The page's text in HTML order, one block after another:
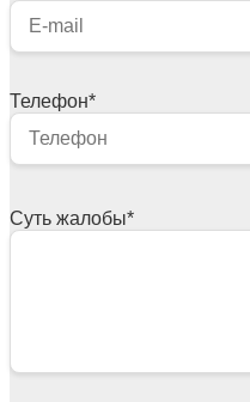
Телефон*
Суть жалобы*